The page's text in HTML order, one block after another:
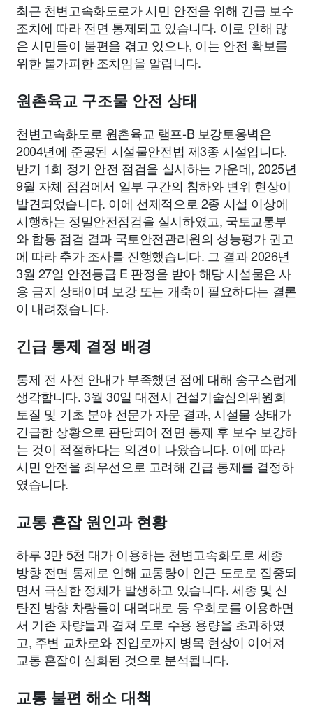
최근 천변고속화도로가 시민 안전을 위해 긴급 보수
조치에 따라 전면 통제되고 있습니다. 이로 인해 많
은 시민들이 불편을 겪고 있으나, 이는 안전 확보를
위한 불가피한 조치임을 알립니다.
원촌육교 구조물 안전 상태
천변고속화도로 원촌육교 램프-B 보강토옹벽은
2004년에 준공된 시설물안전법 제3종 시설입니다.
반기 1회 정기 안전 점검을 실시하는 가운데, 2025년
9월 자체 점검에서 일부 구간의 침하와 변위 현상이
발견되었습니다. 이에 선제적으로 2종 시설 이상에
시행하는 정밀안전점검을 실시하였고, 국토교통부
와 합동 점검 결과 국토안전관리원의 성능평가 권고
에 따라 추가 조사를 진행했습니다. 그 결과 2026년
3월 27일 안전등급 E 판정을 받아 해당 시설물은 사
용 금지 상태이며 보강 또는 개축이 필요하다는 결론
이 내려졌습니다.
긴급 통제 결정 배경
통제 전 사전 안내가 부족했던 점에 대해 송구스럽게
생각합니다. 3월 30일 대전시 건설기술심의위원회
토질 및 기초 분야 전문가 자문 결과, 시설물 상태가
긴급한 상황으로 판단되어 전면 통제 후 보수 보강하
는 것이 적절하다는 의견이 나왔습니다. 이에 따라
시민 안전을 최우선으로 고려해 긴급 통제를 결정하
였습니다.
교통 혼잡 원인과 현황
하루 3만 5천 대가 이용하는 천변고속화도로 세종
방향 전면 통제로 인해 교통량이 인근 도로로 집중되
면서 극심한 정체가 발생하고 있습니다. 세종 및 신
탄진 방향 차량들이 대덕대로 등 우회로를 이용하면
서 기존 차량들과 겹쳐 도로 수용 용량을 초과하였
고, 주변 교차로와 진입로까지 병목 현상이 이어져
교통 혼잡이 심화된 것으로 분석됩니다.
교통 불편 해소 대책